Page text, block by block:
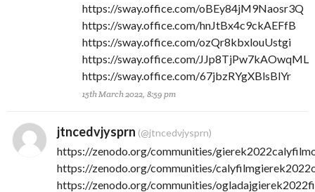
https://sway.office.com/oBEy84jM9Naosr3Q
https://sway.office.com/hnJtBx4c9ckAEFfB
https://sway.office.com/ozQr8kbxlouUstgi
https://sway.office.com/JJp8TjPw7kAOwqML
https://sway.office.com/67jbzRYgXBlsBlYr
15th March 2022, 8:59 pm
jtncedvjysprn (@jtncedvjysprn)
https://zenodo.org/communities/
https://zenodo.org/communities/
https://zenodo.org/communities/